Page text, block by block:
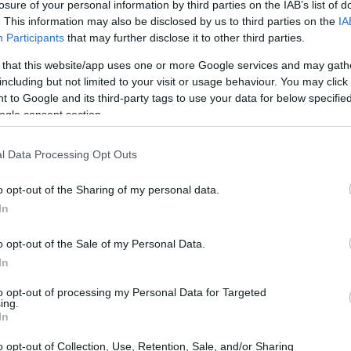
of your personal information by third parties on the IAB’s list of
This information may also be disclosed by us to third parties on the
Participants that may further disclose it to other third parties.
that this website/app uses one or more Google services and may
but not limited to your visit or usage behaviour. You may
to Google and its third-party tags to use your data for below
consent section.
Data Processing Opt Outs
opt-out of the Sharing of my personal data.
opt-out of the Sale of my Personal Data.
opt-out of processing my Personal Data for Targeted
opt-out of Collection, Use, Retention, Sale, and/or Sharing
άλλη επιλογή παρά να
παράλληλα να είμαστε ξεκάθαροι για
είπε, οι εξαιρετικές ανακαλύψεις στον
ΤΝ, η οποία, όμως, θα κάνει τη
καινοτόμο με φαντασία επιστήμονα»
ότι η ΤΝ μπορεί να κάνει πιο
όπως η περίληψη συμβολαίου.
20:42
20:00